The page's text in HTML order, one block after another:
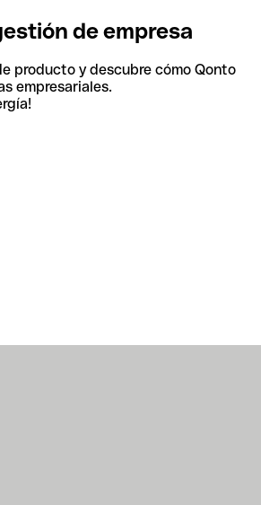
de empresa
producto y descubre cómo Qonto
empresariales.